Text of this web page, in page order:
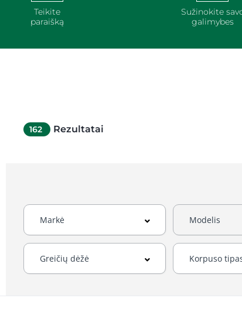
Teikite
paraišką
Sužinokite
galimybes
162 Rezultatai